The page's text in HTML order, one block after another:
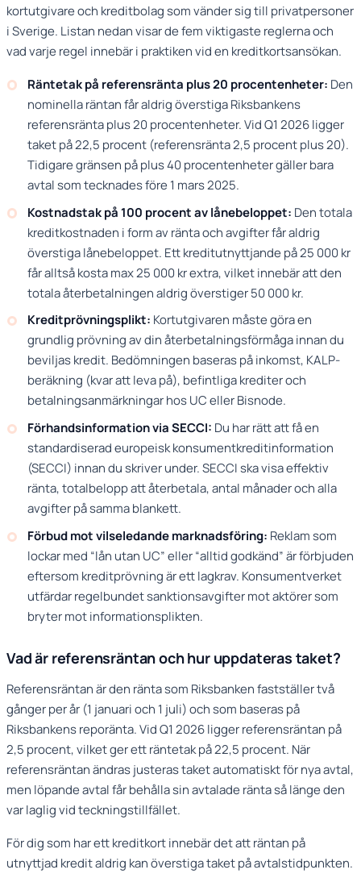
kortutgivare och kreditbolag som vänder sig till privatpersoner
i Sverige. Listan nedan visar de fem viktigaste reglerna och
vad varje regel innebär i praktiken vid en kreditkortsansökan.
Räntetak på referensränta plus 20 procentenheter: Den
nominella räntan får aldrig överstiga Riksbankens
referensränta plus 20 procentenheter. Vid Q1 2026 ligger
taket på 22,5 procent (referensränta 2,5 procent plus 20).
Tidigare gränsen på plus 40 procentenheter gäller bara
avtal som tecknades före 1 mars 2025.
Kostnadstak på 100 procent av lånebeloppet: Den totala
kreditkostnaden i form av ränta och avgifter får aldrig
överstiga lånebeloppet. Ett kreditutnyttjande på 25 000 kr
får alltså kosta max 25 000 kr extra, vilket innebär att den
totala återbetalningen aldrig överstiger 50 000 kr.
Kreditprövningsplikt: Kortutgivaren måste göra en
grundlig prövning av din återbetalningsförmåga innan du
beviljas kredit. Bedömningen baseras på inkomst, KALP-
beräkning (kvar att leva på), befintliga krediter och
betalningsanmärkningar hos UC eller Bisnode.
Förhandsinformation via SECCI: Du har rätt att få en
standardiserad europeisk konsumentkreditinformation
(SECCI) innan du skriver under. SECCI ska visa effektiv
ränta, totalbelopp att återbetala, antal månader och alla
avgifter på samma blankett.
Förbud mot vilseledande marknadsföring: Reklam som
lockar med “lån utan UC” eller “alltid godkänd” är förbjuden
eftersom kreditprövning är ett lagkrav. Konsumentverket
utfärdar regelbundet sanktionsavgifter mot aktörer som
bryter mot informationsplikten.
Vad är referensräntan och hur uppdateras taket?
Referensräntan är den ränta som Riksbanken fastställer två
gånger per år (1 januari och 1 juli) och som baseras på
Riksbankens reporänta. Vid Q1 2026 ligger referensräntan på
2,5 procent, vilket ger ett räntetak på 22,5 procent. När
referensräntan ändras justeras taket automatiskt för nya avtal,
men löpande avtal får behålla sin avtalade ränta så länge den
var laglig vid teckningstillfället.
För dig som har ett kreditkort innebär det att räntan på
utnyttjad kredit aldrig kan överstiga taket på avtalstidpunkten.